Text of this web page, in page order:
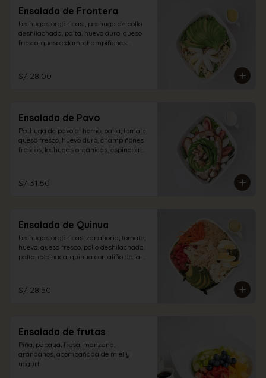
Ensalada de Frontera
Lechugas orgánicas , pechuga de pollo
deshilachada, palta, huevo duro, queso
fresco, queso edam, champiñones
S/ 28.00
Ensalada de Pavo
Pechuga de pavo al horno, palta, tomate,
queso fresco, huevo duro, champiñones
frescos, lechugas orgánicas, espinaca
S/ 31.50
Ensalada de Quinua
Lechugas orgánicas, zanahoria, tomate,
huevo, queso fresco, pollo deshilachado,
palta, espinaca, quinua con aliño de la
S/ 28.50
Ensalada de frutas
Piña, papaya, fresa, manzana,
arándanos, acompañada de miel y
yogurt